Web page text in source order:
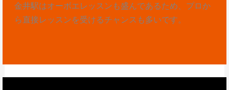
金井駅はオーボエレッスンも盛んであるため、プロか
ら直接レッスンを受けるチャンスも多いです。